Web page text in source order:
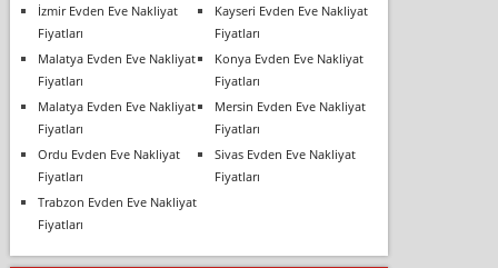
İzmir Evden Eve Nakliyat
Fiyatları
Kayseri Evden Eve Nakliyat
Fiyatları
Malatya Evden Eve Nakliyat
Fiyatları
Konya Evden Eve Nakliyat
Fiyatları
Malatya Evden Eve Nakliyat
Fiyatları
Mersin Evden Eve Nakliyat
Fiyatları
Ordu Evden Eve Nakliyat
Fiyatları
Sivas Evden Eve Nakliyat
Fiyatları
Trabzon Evden Eve Nakliyat
Fiyatları